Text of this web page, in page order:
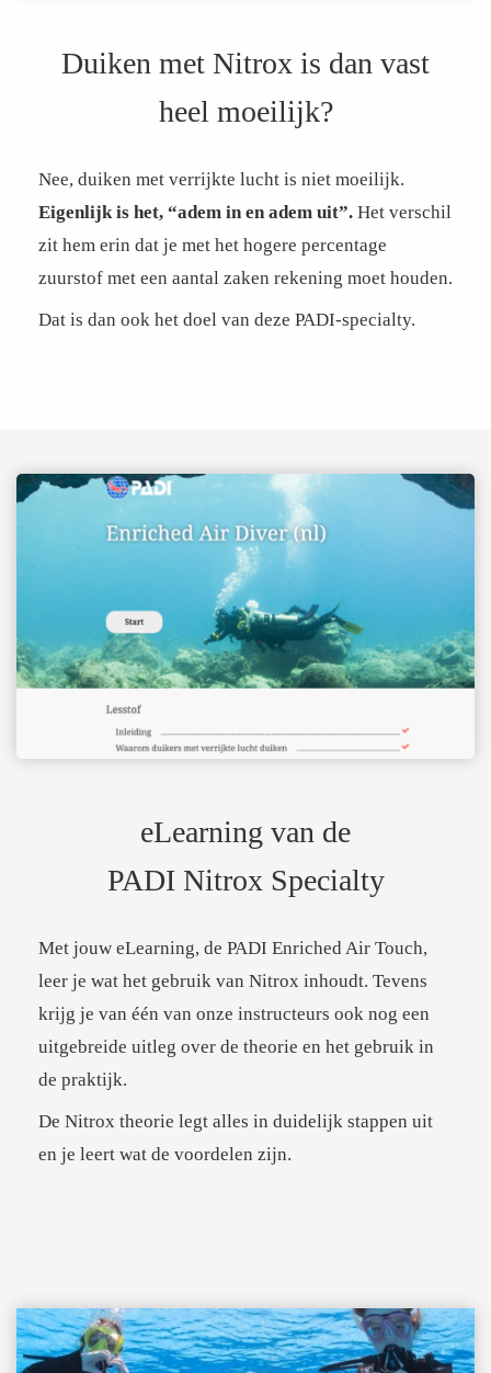
Duiken met Nitrox is dan vast
heel moeilijk?
Nee, duiken met verrijkte lucht is niet moeilijk.
Eigenlijk is het, “adem in en adem uit”. Het verschil
zit hem erin dat je met het hogere percentage
zuurstof met een aantal zaken rekening moet houden.
Dat is dan ook het doel van deze PADI-specialty.
eLearning van de
PADI Nitrox Specialty
Met jouw eLearning, de PADI Enriched Air Touch,
leer je wat het gebruik van Nitrox inhoudt. Tevens
krijg je van één van onze instructeurs ook nog een
uitgebreide uitleg over de theorie en het gebruik in
de praktijk.
De Nitrox theorie legt alles in duidelijk stappen uit
en je leert wat de voordelen zijn.